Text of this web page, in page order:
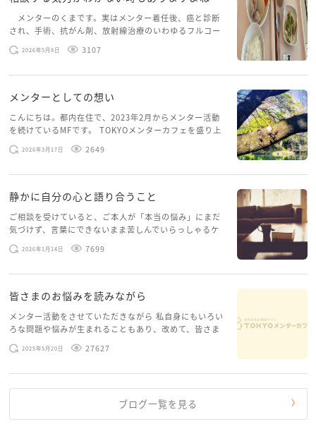
メンターのくまです。実はメンター着任後、癌と診断
され、手術、抗がん剤、放射線治療のいわゆるフルコー
スを体験していて、しばらくメンターカフェに来られて
いませんでした。体力だけでなく、気力も落ちパソコン
2026年5月8日 3107
メンターとしての想い
こんにちは。都内在住で、2023年2月からメンター活動
を続けているMFです。 TOKYOメンターカフェを盛り上
げたいという想いから、勇気を出して初めてブログを投
稿してみようと思います。少し自分のことを書いてみま
2026年3月17日 2649
静かに自分の心と語り合うこと
ご相談を受けていると、ご本人が「本当の悩み」にまだ
気づけず、言葉にできないまま苦しんでいらっしゃるケ
ースがありますお悩みというのは、心の深いところ（深
層心理）に触れることで、まったく違う角度から解決の
2026年1月14日 7699
皆さまのお悩みを読みながら
メンター活動をさせていただきながら 私自身にもいろい
ろな問題や悩みが生まれることもあり、改めて、皆さま
のお悩みを読みながら 「みんな、もがいてる。わたし
だけじゃないんだな」と、逆に励まされるような日々で
2025年5月20日 27627
ブログ一覧を見る